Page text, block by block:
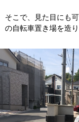
そこで、見た目にも
の自転車置き場を造り